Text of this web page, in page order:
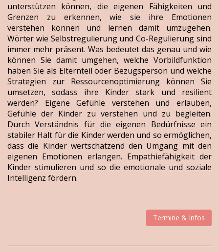
unterstützen können, die eigenen Fähigkeiten und
Grenzen zu erkennen, wie sie ihre Emotionen
verstehen können und lernen damit umzugehen.
Wörter wie Selbstregulierung und Co-Regulierung sind
immer mehr präsent. Was bedeutet das genau und wie
können Sie damit umgehen, welche Vorbildfunktion
haben Sie als Elternteil oder Bezugsperson und welche
Strategien zur Ressourcenoptimierung können Sie
umsetzen, sodass ihre Kinder stark und resilient
werden? Eigene Gefühle verstehen und erlauben,
Gefühle der Kinder zu verstehen und zu begleiten.
Durch Verständnis für die eigenen Bedürfnisse ein
stabiler Halt für die Kinder werden und so ermöglichen,
dass die Kinder wertschätzend den Umgang mit den
eigenen Emotionen erlangen. Empathiefähigkeit der
Kinder stimulieren und so die emotionale und soziale
Intelligenz fördern.
Termine & Infos